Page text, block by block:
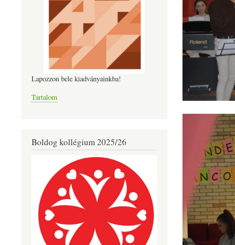
Lapozzon bele kiadványainkba!
Tartalom
Boldog kollégium 2025/26